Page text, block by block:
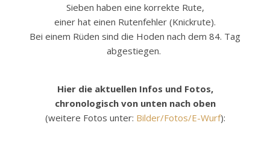
Sieben haben eine korrekte Rute,
einer hat einen Rutenfehler (Knickrute).
Bei einem Rüden sind die Hoden nach dem 84. Tag
abgestiegen.
Hier die aktuellen Infos und Fotos,
chronologisch von unten nach oben
(weitere Fotos unter: Bilder/Fotos/E-Wurf):